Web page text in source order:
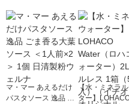
マ・マー あえるだけ
パスタソース 逸品 ご
【水・ミネラ
ター】